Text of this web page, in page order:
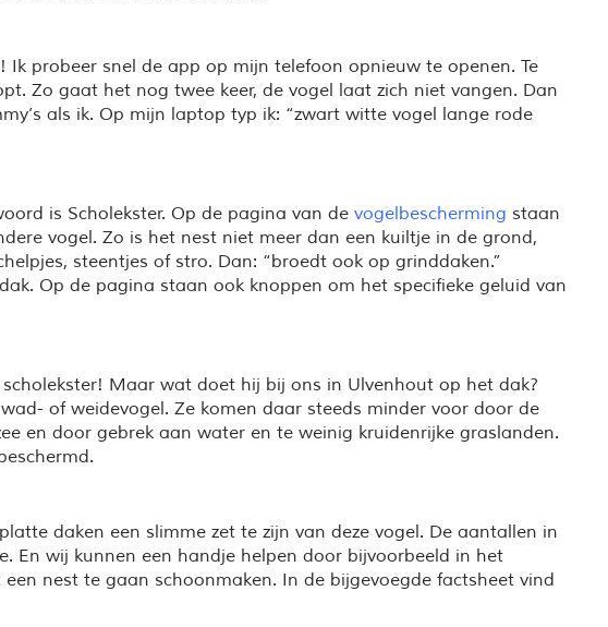
Ik probeer snel de app op mijn telefoon opnieuw te openen. Te
Zo gaat het nog twee keer, de vogel laat zich niet vangen. Dan
als ik. Op mijn laptop typ ik: “zwart witte vogel lange rode
is Scholekster. Op de pagina van de vogelbescherming staan
vogel. Zo is het nest niet meer dan een kuiltje in de grond,
steentjes of stro. Dan: “broedt ook op grinddaken.”
Op de pagina staan ook knoppen om het specifieke geluid van
Maar wat doet hij bij ons in Ulvenhout op het dak?
of weidevogel. Ze komen daar steeds minder voor door de
en door gebrek aan water en te weinig kruidenrijke graslanden.
daken een slimme zet te zijn van deze vogel. De aantallen in
En wij kunnen een handje helpen door bijvoorbeeld in het
nest te gaan schoonmaken. In de bijgevoegde factsheet vind